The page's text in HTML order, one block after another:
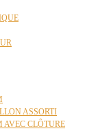
ASSORTI
CLÔTURE